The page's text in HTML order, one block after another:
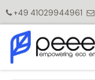
+49 41029944961